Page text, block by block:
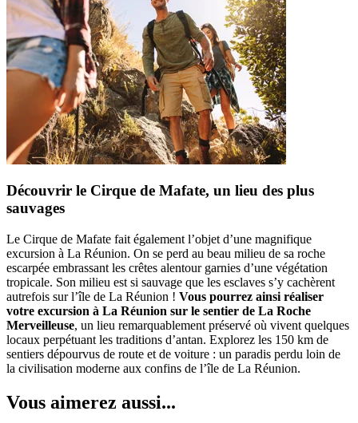
Découvrir le Cirque de Mafate, un lieu des plus
sauvages
Le Cirque de Mafate fait également l’objet d’une magnifique
excursion à La Réunion. On se perd au beau milieu de sa roche
escarpée embrassant les crêtes alentour garnies d’une végétation
tropicale. Son milieu est si sauvage que les esclaves s’y cachèrent
autrefois sur l’île de La Réunion ! Vous pourrez ainsi réaliser
votre excursion à La Réunion sur le sentier de La Roche
Merveilleuse, un lieu remarquablement préservé où vivent quelques
locaux perpétuant les traditions d’antan. Explorez les 150 km de
sentiers dépourvus de route et de voiture : un paradis perdu loin de
la civilisation moderne aux confins de l’île de La Réunion.
Vous aimerez aussi...